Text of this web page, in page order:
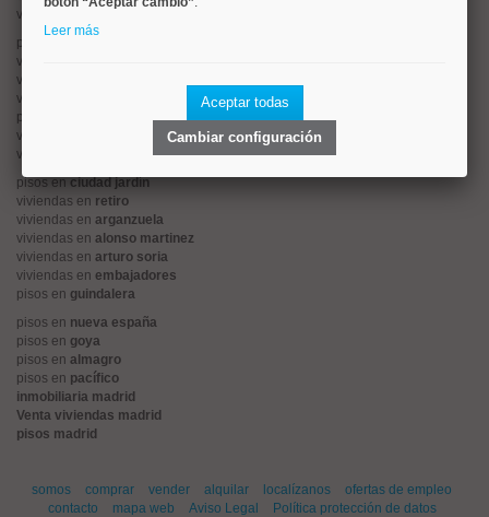
viviendas en
pisos en
viviendas en
viviendas en
viviendas en
pisos en
viviendas en
viviendas en
pisos en ciudad jardín
viviendas en retiro
viviendas en arganzuela
viviendas en alonso martinez
viviendas en arturo soria
viviendas en embajadores
pisos en guindalera
pisos en nueva españa
pisos en goya
pisos en almagro
pisos en pacífico
inmobiliaria madrid
Venta viviendas madrid
pisos madrid
somos comprar vender alquilar localízanos
ofertas de empleo
contacto
mapa web Aviso Legal Política protección de datos
Leer más
Aceptar todas
Cambiar configuración